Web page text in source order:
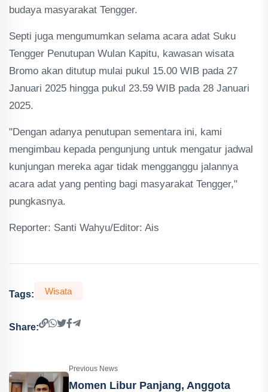
budaya masyarakat Tengger.
Septi juga mengumumkan selama acara adat Suku
Tengger Penutupan Wulan Kapitu, kawasan wisata
Bromo akan ditutup mulai pukul 15.00 WIB pada 27
Januari 2025 hingga pukul 23.59 WIB pada 28 Januari
2025.
"Dengan adanya penutupan sementara ini, kami
mengimbau kepada pengunjung untuk mengatur jadwal
kunjungan mereka agar tidak mengganggu jalannya
acara adat yang penting bagi masyarakat Tengger,"
pungkasnya.
Reporter: Santi Wahyu/Editor: Ais
Tags: Wisata
Share:
Previous News
Momen Libur Panjang, Anggota